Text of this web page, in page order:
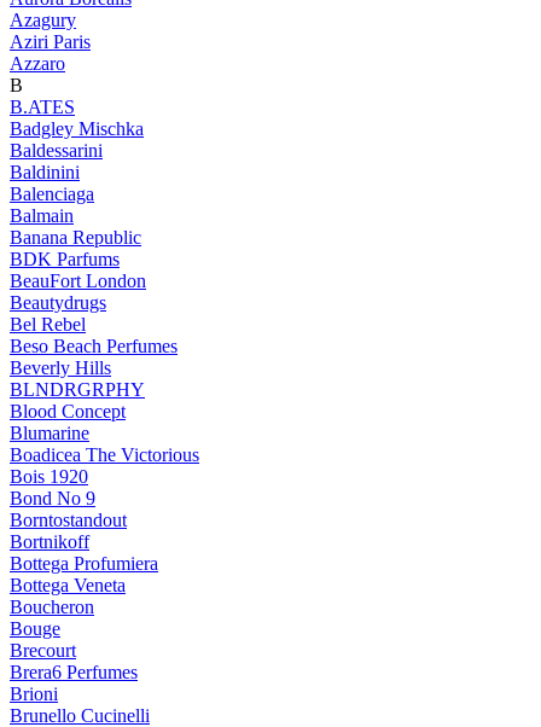
Azagury
Aziri Paris
Azzaro
B
B.ATES
Badgley Mischka
Baldessarini
Baldinini
Balenciaga
Balmain
Banana Republic
BDK Parfums
BeauFort London
Beautydrugs
Bel Rebel
Beso Beach Perfumes
Beverly Hills
BLNDRGRPHY
Blood Concept
Blumarine
Boadicea The Victorious
Bois 1920
Bond No 9
Borntostandout
Bortnikoff
Bottega Profumiera
Bottega Veneta
Boucheron
Bouge
Brecourt
Brera6 Perfumes
Brioni
Brunello Cucinelli